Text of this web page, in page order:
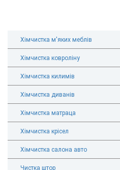
Хімчистка м'яких меблів
Хімчистка ковроліну
Хімчистка килимів
Хімчистка диванів
Хімчистка матраца
Хімчистка крісел
Хімчистка салона авто
Чистка штор